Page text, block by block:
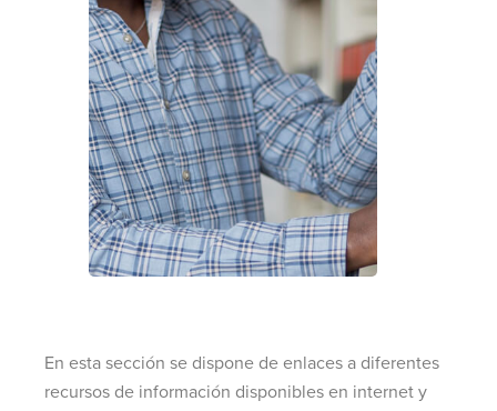
En esta sección se dispone de enlaces a diferentes
recursos de información disponibles en internet y